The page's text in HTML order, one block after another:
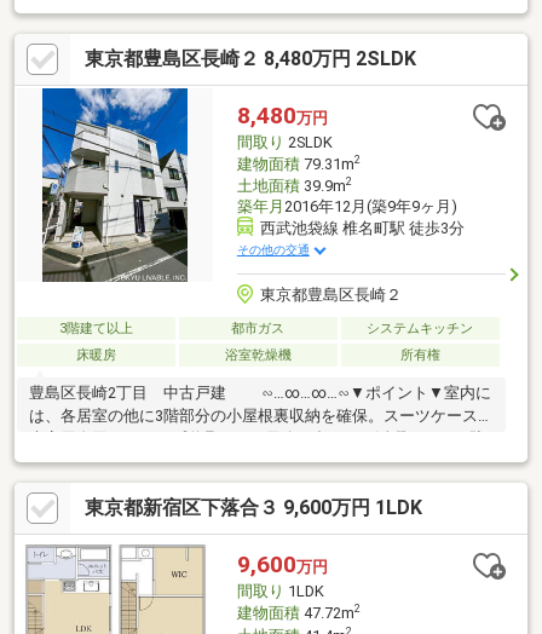
◇◇◆◇◆◇◆◇◆◇◆◇◆◇◆◇◆◇◆◇◆◇◆◇◆◇◆【ラ
イフプラン】本物件においての住宅ローンシミュレーションはも
ちろん、本物件購入後１０～２０年後のライフサイクルの変化を
見据えた長期的なライフプランシミュレーションを実施します。
【物件調査報告書】本物件に関する独自の物件調査報告書を作成
します。重要事項説明に載らないような住んでから気になる事項
を色々な角度から調査して、お客様にとっての購入リスクの有無
を徹底的に確認して提供します
東京都豊島区長崎２ 8,480万円 2SLDK
8,480万円
間取り 2SLDK
建物面積79.31m2
土地面積39.9m2
築年月 2016年12月(築9年9ヶ月)
西武池袋線 椎名町駅 徒歩3分
その他の交通
東京都豊島区長崎２
3階建て以上 都市ガス
システムキッチン
床暖房
浴室乾燥機 所有権
豊島区長崎2丁目 中古戸建 ∽…∞…∞…∽▼ポイント▼室内に
は、各居室の他に3階部分の小屋根裏収納を確保。スーツケースや
車場も確保できているため、お車をご所有のかた、もし、ない場
合は駐輪場や物置場、プールを出したりして遊ぶ事もできます。
▼リフォーム履歴▼LDKフローリング上張り、ウォシュレット便
座交換、2階階段部分ロールカーテン交換(2か所)、ドア(建具）ダ
イノックシート貼替、水回り(バス、キッチン、洗面化粧台、トイ
レ)、窓クリーニング 2026年3月全居室壁天井クロス貼替、洗面
所クロスコーティング 2026年2月
東京都新宿区下落合３ 9,600万円 1LDK
9,600万円
間取り 1LDK
建物面積47.72m2
2